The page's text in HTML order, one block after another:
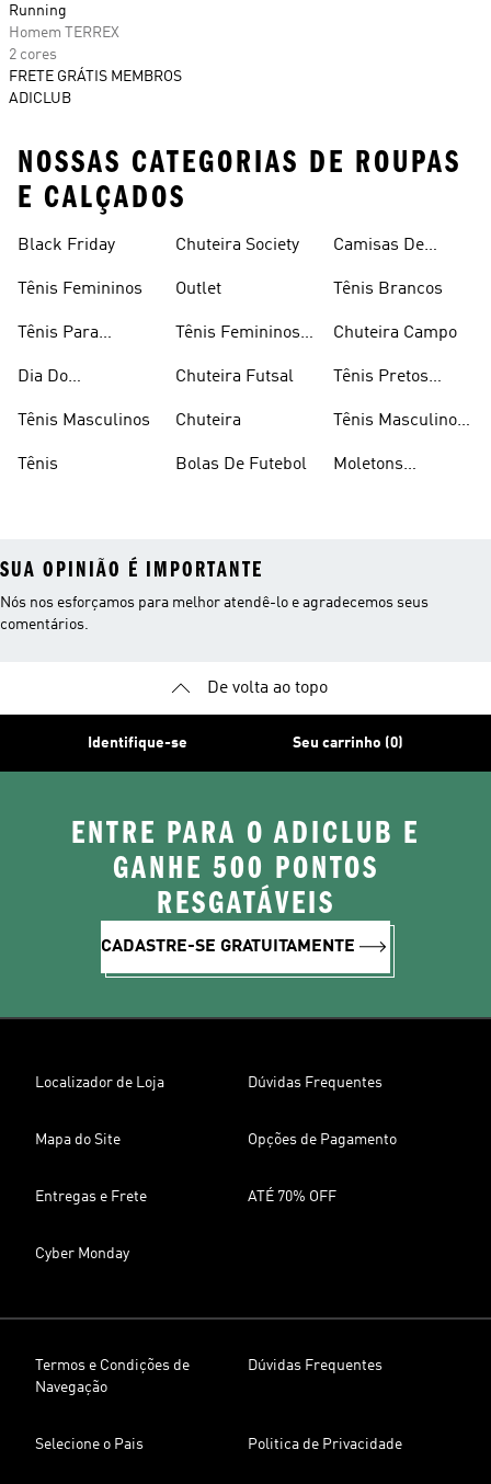
Running
Homem TERREX
2 cores
FRETE GRÁTIS MEMBROS
ADICLUB
NOSSAS CATEGORIAS DE ROUPAS
E CALÇADOS
Black Friday
Tênis Femininos
Tênis Para
Dia Do
Tênis Masculinos
Tênis
Chuteira Society
Outlet
Tênis Femininos
Chuteira Futsal
Chuteira
Bolas De Futebol
Camisas De
Tênis Brancos
Chuteira Campo
Tênis Pretos
Tênis Masculino
Moletons
SUA OPINIÃO É IMPORTANTE
Nós nos esforçamos para melhor atendê-lo e agradecemos seus
comentários.
De volta ao topo
Identifique-se Seu carrinho (0)
ENTRE PARA O ADICLUB E
GANHE 500 PONTOS
RESGATÁVEIS
CADASTRE-SE GRATUITAMENTE
Localizador de Loja Dúvidas Frequentes
Mapa do Site Opções de Pagamento
Entregas e Frete ATÉ 70% OFF
Cyber Monday
Termos e Condições de
Navegação
Dúvidas Frequentes
Selecione o Pais Politica de Privacidade